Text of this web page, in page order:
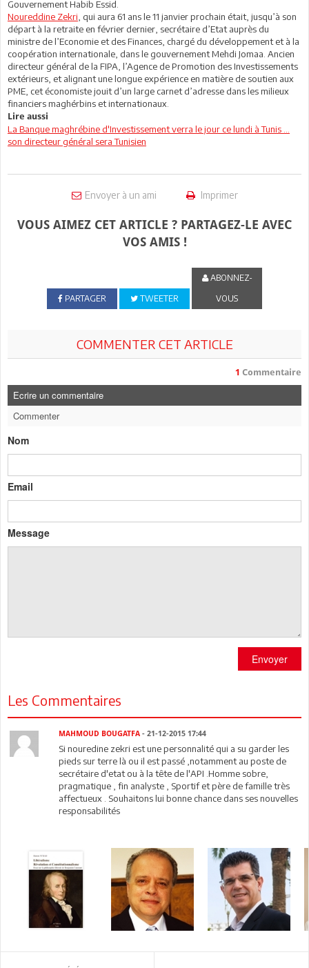
Gouvernement Habib Essid.
Noureddine Zekri , qui aura 61 ans le 11 janvier prochain était, jusqu’à son
départ à la retraite en février dernier, secrétaire d’Etat auprès du
ministre de l’Economie et des Finances, chargé du développement et à la
coopération internationale, dans le gouvernement Mehdi Jomaa. Ancien
directeur général de la FIPA, l’Agence de Promotion des Investissements
extérieurs, et alignant une longue expérience en matière de soutien aux
PME, cet économiste jouit d’un large carnet d’adresse dans les milieux
financiers maghérbins et internationaux.
Lire aussi
La Banque maghrébine d'Investissement verra le jour ce lundi à Tunis ...
son directeur général sera Tunisien
Envoyer à un ami Imprimer
VOUS AIMEZ CET ARTICLE ? PARTAGEZ-LE AVEC
VOS AMIS !
PARTAGER TWEETER
ABONNEZ-
VOUS
COMMENTER CET ARTICLE
1 Commentaire
Ecrire un commentaire
Commenter
Nom
Email
Message
Envoyer
Les Commentaires
MAHMOUD BOUGATFA - 21-12-2015 17:44
Si nouredine zekri est une personnalité qui a su garder les
pieds sur terre là ou il est passé ,notamment au poste de
secrétaire d'etat ou à la tête de l'API .Homme sobre,
pragmatique , fin analyste , Sportif et père de famille très
affectueux . Souhaitons lui bonne chance dans ses nouvelles
responsabilités